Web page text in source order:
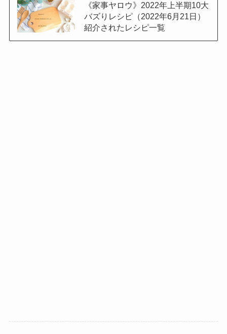
《家事ヤロウ》2022年上半期10大
バズりレシピ（2022年6月21日）
紹介されたレシピ一覧